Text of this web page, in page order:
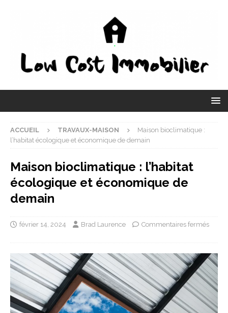
ACCUEIL TRAVAUX-MAISON
Maison bioclimatique :
l’habitat écologique et économique de demain
Maison bioclimatique : l’habitat
écologique et économique de
demain
février 14, 2024 Brad Laurence Commentaires fermés